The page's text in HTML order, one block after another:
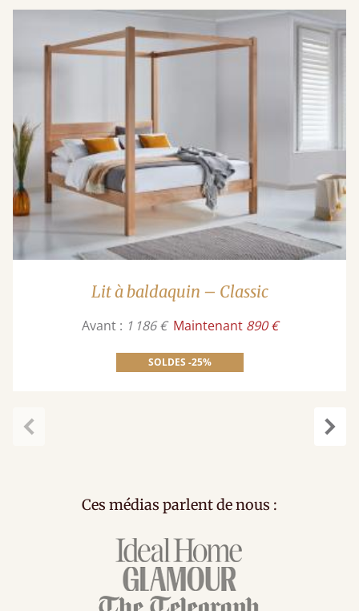
Lit à baldaquin – Classic
Avant : 1 186 € Maintenant 890 €
SOLDES -25%
Ces médias parlent de nous :